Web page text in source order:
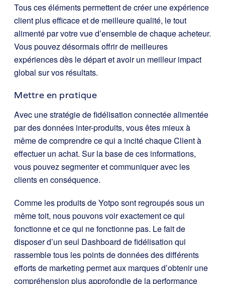
Tous ces éléments permettent de créer une expérience
client plus efficace et de meilleure qualité, le tout
alimenté par votre vue d’ensemble de chaque acheteur.
Vous pouvez désormais offrir de meilleures
expériences dès le départ et avoir un meilleur impact
global sur vos résultats.
Mettre en pratique
Avec une stratégie de fidélisation connectée alimentée
par des données inter-produits, vous êtes mieux à
même de comprendre ce qui a incité chaque Client à
effectuer un achat. Sur la base de ces informations,
vous pouvez segmenter et communiquer avec les
clients en conséquence.
Comme les produits de Yotpo sont regroupés sous un
même toit, nous pouvons voir exactement ce qui
fonctionne et ce qui ne fonctionne pas. Le fait de
disposer d’un seul Dashboard de fidélisation qui
rassemble tous les points de données des différents
efforts de marketing permet aux marques d’obtenir une
compréhension plus approfondie de la performance